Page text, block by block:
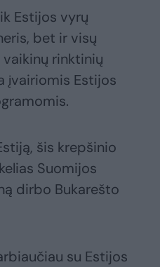
Estijos vyrų
bet ir visų
rinktinių
įvairiomis Estijos
šis krepšinio
Suomijos
dirbo Bukarešto
su Estijos